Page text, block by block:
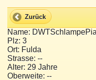
Zurück
Name: DWTSchlampePia
Plz: 3
Ort: Fulda
Strasse: --
Alter: 29 Jahre
Oberweite: --